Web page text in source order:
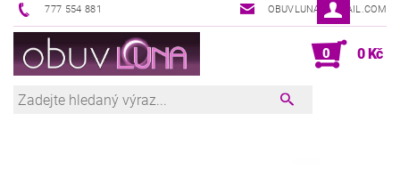
777 554 881 OBUVLUNA@GMAIL.COM
0 0 Kč